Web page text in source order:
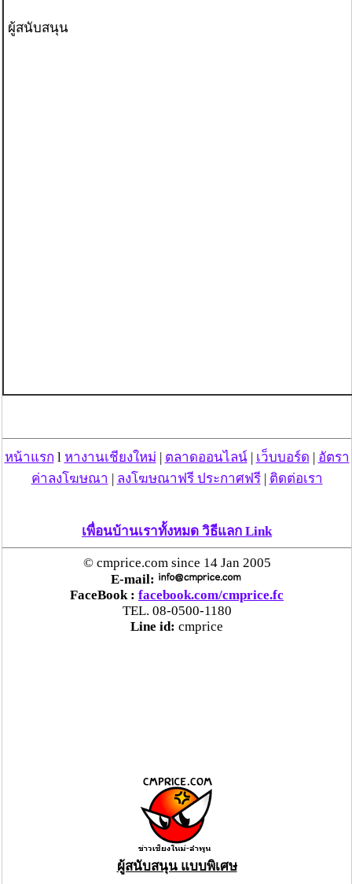
ผู้สนับสนุน
หน้าแรก l หางานเชียงใหม่ | ตลาดออนไลน์| เว็บบอร์ด | อัตรา
ค่าลงโฆษณา | ลงโฆษณาฟรี ประกาศฟรี| ติดต่อเรา
เพื่อนบ้านเราทั้งหมด วิธีแลก Link
© cmprice.com since 14 Jan 2005
E-mail:
FaceBook : facebook.com/cmprice.fc
TEL. 08-0500-1180
Line id: cmprice
ผู้สนับสนุน แบบพิเศษ